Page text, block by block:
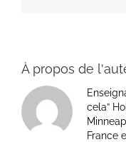
À propos de
cela”
France